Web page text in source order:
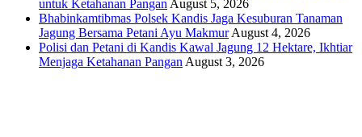
untuk Ketahanan Pangan August 5, 2026
Bhabinkamtibmas Polsek Kandis Jaga Kesuburan Tanaman
Jagung Bersama Petani Ayu Makmur August 4, 2026
Polisi dan Petani di Kandis Kawal Jagung 12 Hektare, Ikhtiar
Menjaga Ketahanan Pangan August 3, 2026